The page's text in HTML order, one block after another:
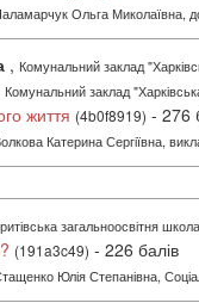
Ольга Миколаївна,
, Комунальний заклад
Комунальний заклад
життя (4b0f8919) - 276
Катерина Сергіївна,
загальноосвітня
(191a3c49) - 226 балів
Юлія Степанівна,